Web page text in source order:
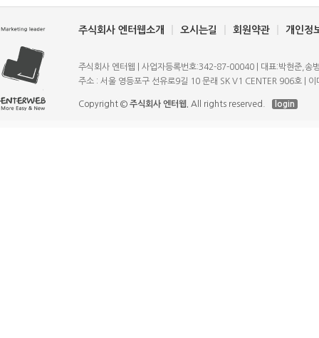
주식회사 엔터웹소개 오시는길 회원약관 개인정
주식회사 엔터웹 | 사업자등록번호:342-87-00040 | 대표:박현준,
주소 : 서울 영등포구 선유로9길 10 문래 SK V1 CENTER 906호 |
Copyright © 주식회사 엔터웹. All rights reserved. login